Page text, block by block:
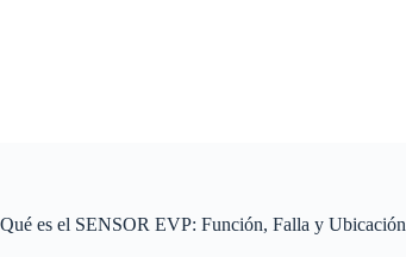
Qué es el SENSOR EVP: Función, Falla y Ubicación